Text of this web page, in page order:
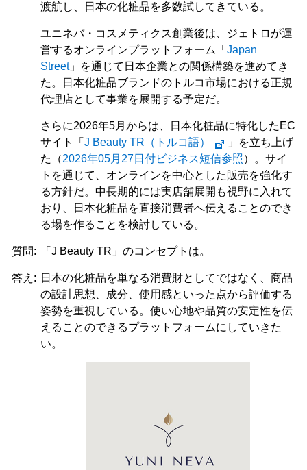
渡航し、日本の化粧品を多数試してきている。
ユニネバ・コスメティクス創業後は、ジェトロが運
営するオンラインプラットフォーム「 Japan
Street」を通じて日本企業との関係構築を進めてき
た。日本化粧品ブランドのトルコ市場における正規
代理店として事業を展開する予定だ。
さらに2026年5月からは、日本化粧品に特化したEC
サイト「 J Beauty TR（トルコ語）
」を立ち上げ
た（2026年05月27日付ビジネス短信参照）。サイ
トを通じて、オンラインを中心とした販売を強化す
る方針だ。中長期的には実店舗展開も視野に入れて
おり、日本化粧品を直接消費者へ伝えることのでき
る場を作ることを検討している。
質問: 「J Beauty TR」のコンセプトは。
答え: 日本の化粧品を単なる消費財としてではなく、商品
の設計思想、成分、使用感といった点から評価する
姿勢を重視している。使い心地や品質の安定性を伝
えることのできるプラットフォームにしていきた
い。